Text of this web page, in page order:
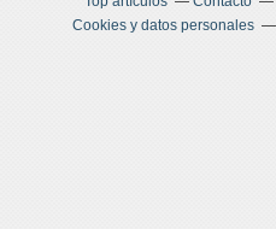
Cookies y datos personales